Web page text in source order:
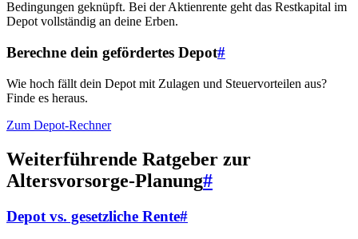
Bedingungen geknüpft. Bei der Aktienrente geht das Restkapital im
Depot vollständig an deine Erben.
Berechne dein gefördertes Depot#
Wie hoch fällt dein Depot mit Zulagen und Steuervorteilen aus?
Finde es heraus.
Zum Depot-Rechner
Weiterführende Ratgeber zur
Altersvorsorge-Planung#
Depot vs. gesetzliche Rente#